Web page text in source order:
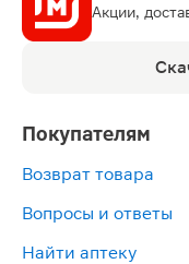
Акции,
Покупателям
Возврат товара
Вопросы и ответы
Найти аптеку